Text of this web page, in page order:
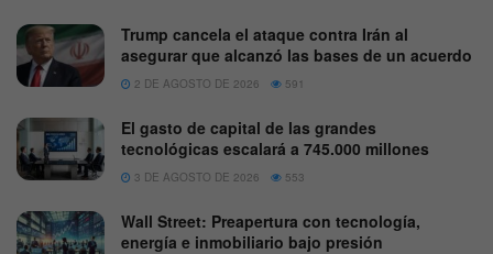
Trump cancela el ataque contra Irán al
asegurar que alcanzó las bases de un acuerdo
2 DE AGOSTO DE 2026 591
El gasto de capital de las grandes
tecnológicas escalará a 745.000 millones
3 DE AGOSTO DE 2026 553
Wall Street: Preapertura con tecnología,
energía e inmobiliario bajo presión